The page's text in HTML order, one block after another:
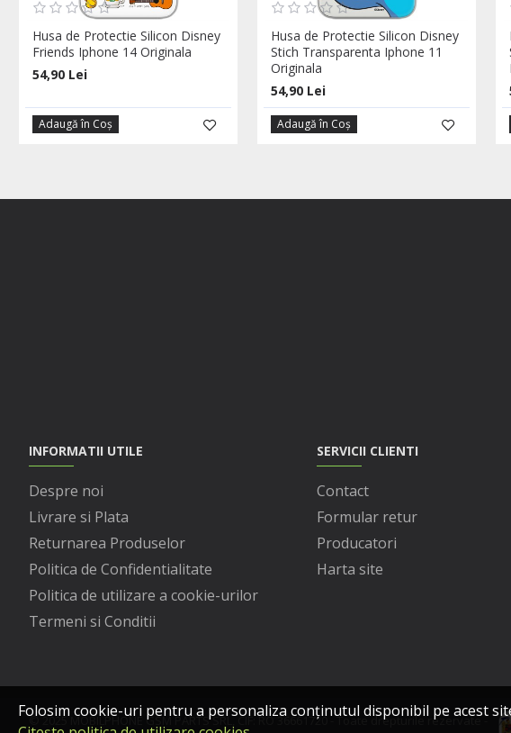
Husa de Protectie Silicon Disney
Friends Iphone 14 Originala
54,90 Lei
Adaugă în Coş
Husa de Protectie Silicon Disney
Stich Transparenta Iphone 11
Originala
54,90 Lei
Adaugă în Coş
INFORMATII UTILE
Despre noi
Livrare si Plata
Returnarea Produselor
Politica de Confidentialitate
Politica de utilizare a cookie-urilor
Termeni si Conditii
SERVICII CLIENTI
Contact
Formular retur
Producatori
Harta site
© 2025 MOBILPHONE GSM PARTS SRL, CIF: RO 36661720 - Toate drepturile rezervate -
Folosim cookie-uri pentru a personaliza conținutul disponibil pe acest